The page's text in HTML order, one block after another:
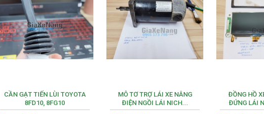
CẦN GẠT TIẾN LÙI TOYOTA
8FD10, 8FG10
MÔ TƠ TRỢ LÁI XE NÂNG
ĐIỆN NGỒI LÁI NICH...
ĐỒNG HỒ
ĐỨNG LÁI